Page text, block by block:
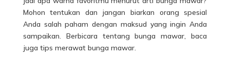
Mohon tentukan dan jangan biarkan orang spesial
Anda salah paham dengan maksud yang ingin Anda
sampaikan. Berbicara tentang bunga mawar, baca
juga tips merawat bunga mawar.